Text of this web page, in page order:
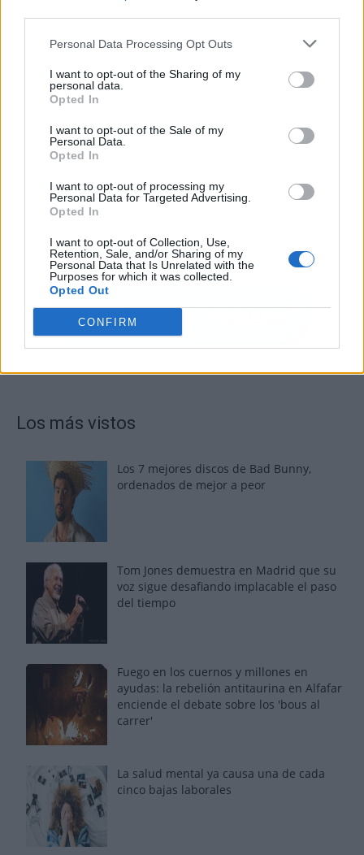
Personal Data Processing Opt Outs
I want to opt-out of the Sharing of my
personal data.
Opted In
I want to opt-out of the Sale of my
Personal Data.
Opted In
I want to opt-out of processing my
Personal Data for Targeted Advertising.
Opted In
I want to opt-out of Collection, Use,
Retention, Sale, and/or Sharing of my
Personal Data that Is Unrelated with the
Purposes for which it was collected.
Opted Out
CONFIRM
Los más vistos
Los 7 mejores discos de Bad Bunny,
ordenados de mejor a peor
Tom Jones demuestra en Madrid que su
voz sigue desafiando implacable el paso
del tiempo
Fuego en los cuernos y millones en
ayudas: la rebelión antitaurina en Alfafar
enciende el debate sobre los 'bous al
carrer'
La salud mental ya causa una de cada
cinco bajas laborales